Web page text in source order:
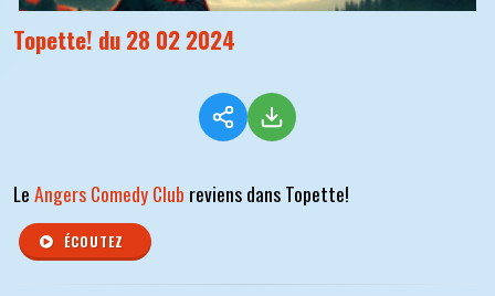
Topette! du 28 02 2024
LeAngers Comedy Club reviens dans Topette!
ÉCOUTEZ